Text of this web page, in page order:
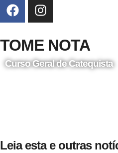
TOME NOTA
Curso Geral de Catequista
Leia esta e outras